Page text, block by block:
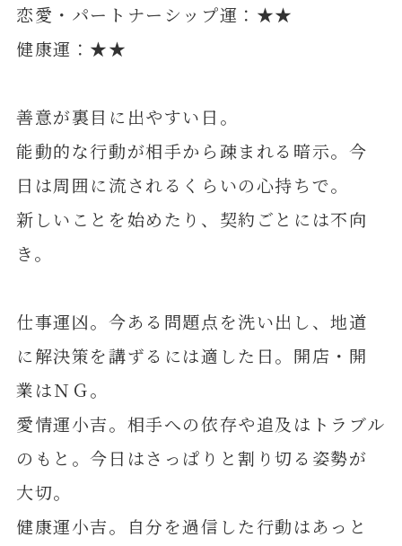
恋愛・パートナーシップ運：★★
健康運：★★
善意が裏目に出やすい日。
能動的な行動が相手から疎まれる暗示。今
日は周囲に流されるくらいの心持ちで。
新しいことを始めたり、契約ごとには不向
き。
仕事運凶。今ある問題点を洗い出し、地道
に解決策を講ずるには適した日。開店・開
業はＮＧ。
愛情運小吉。相手への依存や追及はトラブル
のもと。今日はさっぱりと割り切る姿勢が
大切。
健康運小吉。自分を過信した行動はあっと